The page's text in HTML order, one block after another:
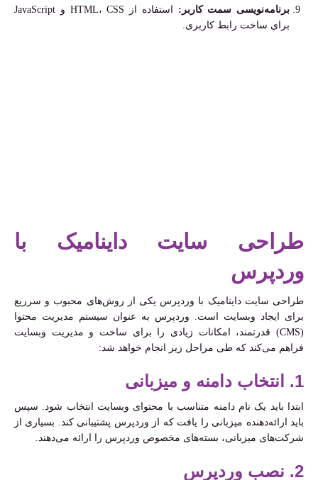
برنامه‌نویسی سمت کاربر:
استفاده از HTML، CSS و JavaScript
برای ساخت رابط کاربری.
طراحی سایت داینامیک با
وردپرس
طراحی سایت داینامیک با وردپرس یکی از روش‌های محبوب و سرریع
برای ایجاد وبسایت‌ است. وردپرس به عنوان سیستم مدیریت محتوا
(CMS) قدرتمند، امکانات زیادی را برای ساخت و مدیریت وبسایت
فراهم می‌کند که طی مراحل زیر انجام خواهد شد:
1. انتخاب دامنه و میزبانی
ابتدا باید یک نام دامنه متناسب با محتوای وبسایت انتخاب شود. سپس
باید ارائه‌دهنده میزبانی را یافت که از وردپرس پشتیبانی کند. بسیاری از
شرکت‌های میزبانی، بسته‌های مخصوص وردپرس را ارائه می‌دهند.
2. نصب وردپرس